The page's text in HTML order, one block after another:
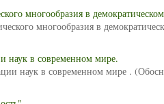
многообразия в
многообразия в
наук в современном мире.
наук в современном мире .